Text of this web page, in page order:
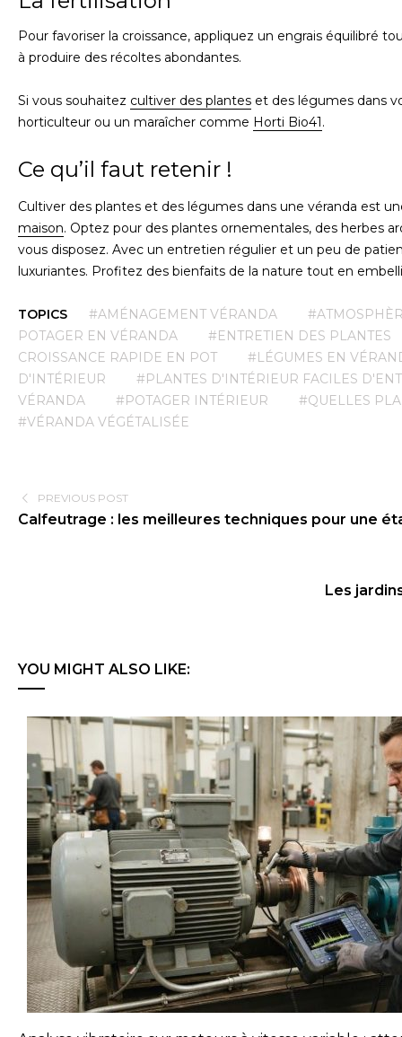
Pour favoriser la croissance, appliquez un engrais équilibré
à produire des récoltes abondantes.
Si vous souhaitez cultiver des plantes et des légumes dans
horticulteur ou un maraîcher comme Horti Bio41.
Ce qu’il faut retenir !
Cultiver des plantes et des légumes dans une véranda est
maison. Optez pour des plantes ornementales, des herbes
vous disposez. Avec un entretien régulier et un peu de
luxuriantes. Profitez des bienfaits de la nature tout en
TOPICS #AMÉNAGEMENT VÉRANDA
POTAGER EN VÉRANDA
#ENTRETIEN DES PLANTES
CROISSANCE RAPIDE EN POT
#LÉGUMES EN
D'INTÉRIEUR
#PLANTES D'INTÉRIEUR FACILES
VÉRANDA
#POTAGER INTÉRIEUR
#QUELLES
#VÉRANDA VÉGÉTALISÉE
PREVIOUS POST
Calfeutrage : les meilleures techniques pour une
Les
YOU MIGHT ALSO LIKE: